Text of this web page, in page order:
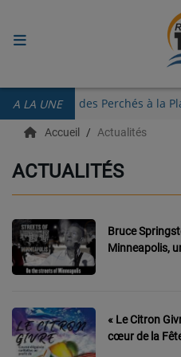
A LA UNE
Les Guinguettes des Perchés à
RADIO
ECOUTER
RECHERCHE DE TITRES
TÉLÉCHARGER
EMISSIONS
EQUIPES
Accueil Actualités
ACTUALITÉS
Bruce
Minneapolis,
« Le Citron
cœur de la